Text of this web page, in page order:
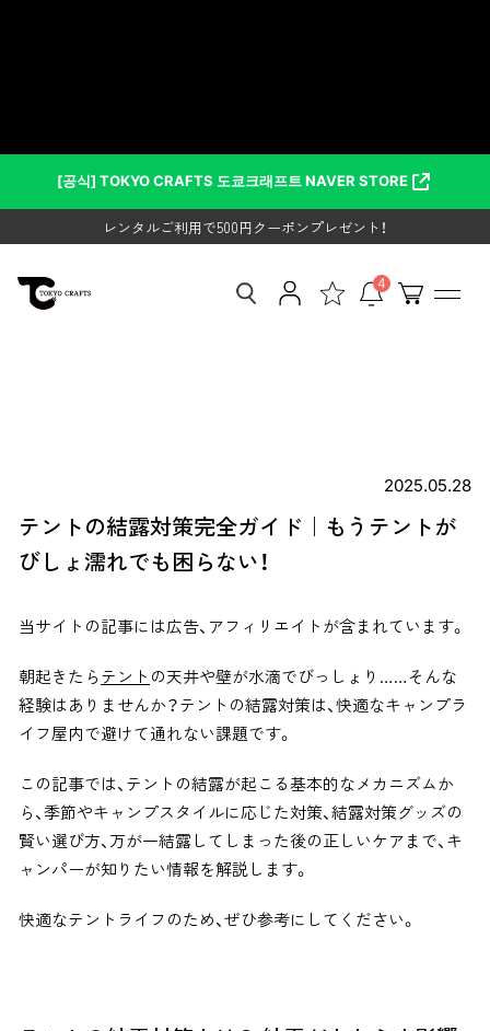
츠
하
[공식] TOKYO CRAFTS 도쿄크래프트 NAVER STORE
レンタルご利用で500円クーポンプレゼント！
SUMMER SALE開催中
レンタルご利用で500円クーポンプレゼント！
4
2025.05.28
テントの結露対策完全ガイド｜もうテントが
びしょ濡れでも困らない！
当サイトの記事には広告、アフィリエイトが含まれています。
朝起きたらテント の天井や壁が水滴でびっしょり……そんな
経験はありませんか？テントの結露対策は、快適なキャンプラ
イフ屋内で避けて通れない課題です。
この記事では、テントの結露が起こる基本的なメカニズムか
ら、季節やキャンプスタイルに応じた対策、結露対策グッズの
賢い選び方、万が一結露してしまった後の正しいケアまで、キ
ャンパーが知りたい情報を解説します。
快適なテントライフのため、ぜひ参考にしてください。